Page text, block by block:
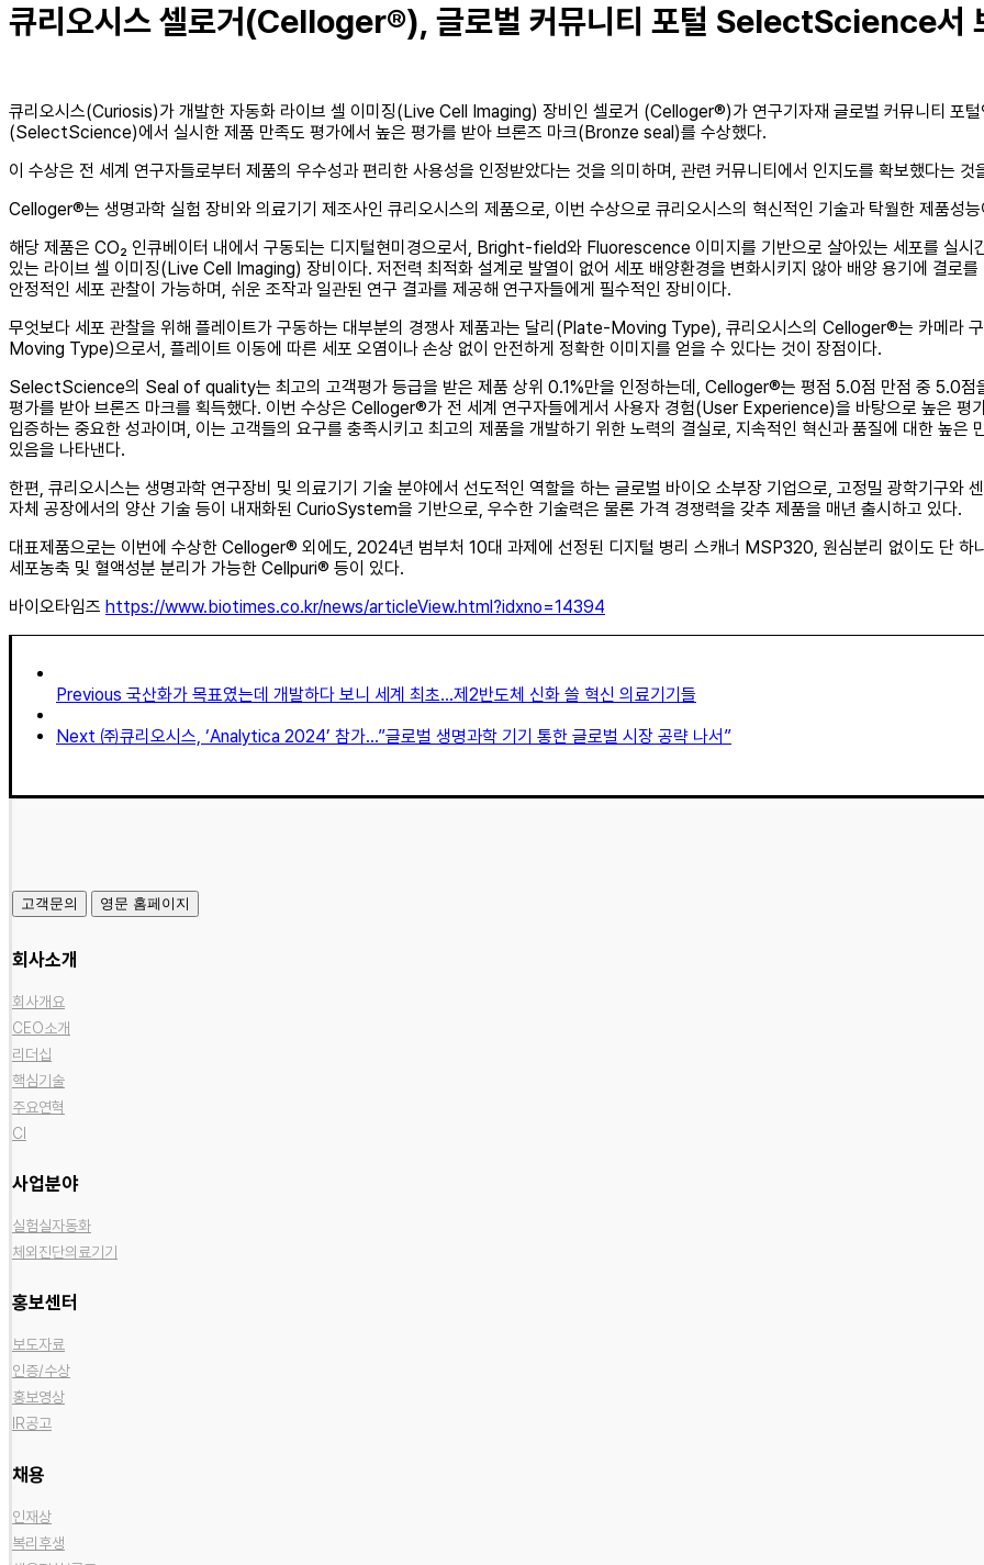
큐리오시스 셀로거(Celloger®), 글로벌 커뮤니티 포털 SelectScience서
큐리오시스(Curiosis)가 개발한 자동화 라이브 셀 이미징(Live Cell Imaging) 장비인 셀로거 (Celloger®)가 연구기자재 글로벌 커뮤니티 포털
(SelectScience)에서 실시한 제품 만족도 평가에서 높은 평가를 받아 브론즈 마크(Bronze seal)를 수상했다.
이 수상은 전 세계 연구자들로부터 제품의 우수성과 편리한 사용성을 인정받았다는 것을 의미하며, 관련 커뮤니티에서 인지도를 확보했다는 것
Celloger®는 생명과학 실험 장비와 의료기기 제조사인 큐리오시스의 제품으로, 이번 수상으로 큐리오시스의 혁신적인 기술과 탁월한 제품성
해당 제품은 CO₂ 인큐베이터 내에서 구동되는 디지털현미경으로서, Bright-field와 Fluorescence 이미지를 기반으로 살아있는 세포를 실시
있는 라이브 셀 이미징(Live Cell Imaging) 장비이다. 저전력 최적화 설계로 발열이 없어 세포 배양환경을 변화시키지 않아 배양 용기에 결로를
안정적인 세포 관찰이 가능하며, 쉬운 조작과 일관된 연구 결과를 제공해 연구자들에게 필수적인 장비이다.
무엇보다 세포 관찰을 위해 플레이트가 구동하는 대부분의 경쟁사 제품과는 달리(Plate-Moving Type), 큐리오시스의 Celloger®는 카메라
Moving Type)으로서, 플레이트 이동에 따른 세포 오염이나 손상 없이 안전하게 정확한 이미지를 얻을 수 있다는 것이 장점이다.
SelectScience의 Seal of quality는 최고의 고객평가 등급을 받은 제품 상위 0.1%만을 인정하는데, Celloger®는 평점 5.0점 만점 중 5.0점
평가를 받아 브론즈 마크를 획득했다. 이번 수상은 Celloger®가 전 세계 연구자들에게서 사용자 경험(User Experience)을 바탕으로 높은 평
입증하는 중요한 성과이며, 이는 고객들의 요구를 충족시키고 최고의 제품을 개발하기 위한 노력의 결실로, 지속적인 혁신과 품질에 대한 높은
있음을 나타낸다.
한편, 큐리오시스는 생명과학 연구장비 및 의료기기 기술 분야에서 선도적인 역할을 하는 글로벌 바이오 소부장 기업으로, 고정밀 광학기구와
자체 공장에서의 양산 기술 등이 내재화된 CurioSystem을 기반으로, 우수한 기술력은 물론 가격 경쟁력을 갖추 제품을 매년 출시하고 있다.
대표제품으로는 이번에 수상한 Celloger® 외에도, 2024년 범부처 10대 과제에 선정된 디지털 병리 스캐너 MSP320, 원심분리 없이도 단 하
세포농축 및 혈액성분 분리가 가능한 Cellpuri® 등이 있다.
바이오타임즈 https://www.biotimes.co.kr/news/articleView.html?idxno=14394
Previous 국산화가 목표였는데 개발하다 보니 세계 최초…제2반도체 신화 쓸 혁신 의료기기들
Next ㈜큐리오시스, ‘Analytica 2024’ 참가…”글로벌 생명과학 기기 통한 글로벌 시장 공략 나서”
고객문의 영문 홈페이지
회사소개
회사개요
CEO소개
리더십
핵심기술
주요연혁
CI
사업분야
실험실자동화
체외진단의료기기
홍보센터
보도자료
인증/수상
홍보영상
IR공고
채용
인재상
복리후생